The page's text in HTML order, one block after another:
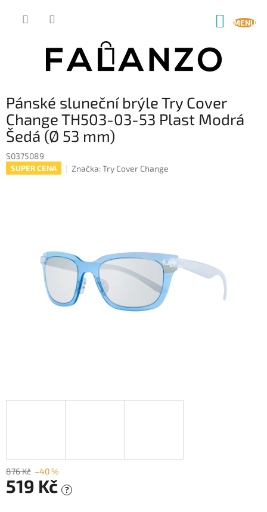
Pánské sluneční brýle Try Cover
Change TH503-03-53 Plast Modrá
Šedá (Ø 53 mm)
S0375089
SUPER CENA Značka:Try Cover Change
876 Kč –40 %
519 Kč ?